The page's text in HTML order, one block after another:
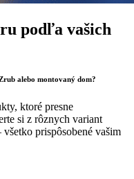
podľa vašich
alebo montovaný dom?
ktoré presne
si z rôznych variant
prispôsobené vašim